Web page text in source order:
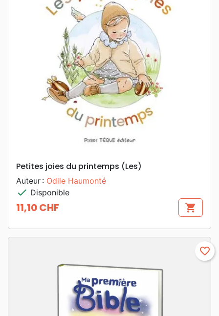
Petites joies du printemps (Les)
Auteur : Odile Haumonté
check Disponible
Prix
11,10 CHF shopping_cart
favorite_border